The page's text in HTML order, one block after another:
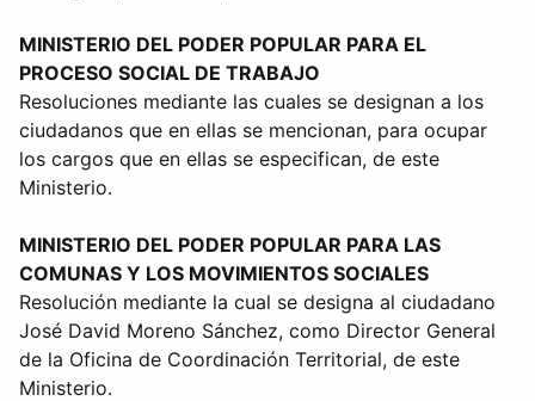
MINISTERIO DEL PODER POPULAR PARA EL
PROCESO SOCIAL DE TRABAJO
Resoluciones mediante las cuales se designan a los
ciudadanos que en ellas se mencionan, para ocupar
los cargos que en ellas se especifican, de este
Ministerio.
MINISTERIO DEL PODER POPULAR PARA LAS
COMUNAS Y LOS MOVIMIENTOS SOCIALES
Resolución mediante la cual se designa al ciudadano
José David Moreno Sánchez, como Director General
de la Oficina de Coordinación Territorial, de este
Ministerio.